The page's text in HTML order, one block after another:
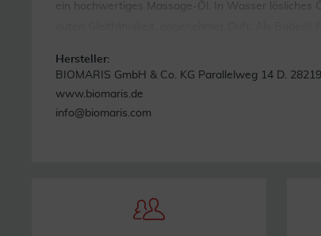
ein hochwertiges Massage-Öl. In Wasser
guten Gleitfähigkeit, angenehmer Duft. Als Badeöl:
Hersteller:
BIOMARIS GmbH & Co. KG Parallelweg 14 D.
www.biomaris.de
info@biomaris.com